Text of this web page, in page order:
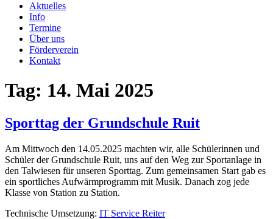
Aktuelles
Info
Termine
Über uns
Förderverein
Kontakt
Tag: 14. Mai 2025
Sporttag der Grundschule Ruit
Am Mittwoch den 14.05.2025 machten wir, alle Schülerinnen und
Schüler der Grundschule Ruit, uns auf den Weg zur Sportanlage in
den Talwiesen für unseren Sporttag. Zum gemeinsamen Start gab es
ein sportliches Aufwärmprogramm mit Musik. Danach zog jede
Klasse von Station zu Station.
Technische Umsetzung: IT Service Reiter